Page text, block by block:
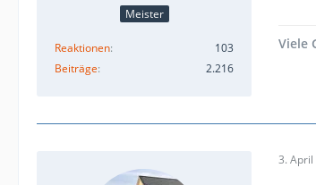
Meister
Reaktionen
103
Beiträge
2.216
Viele
3. April